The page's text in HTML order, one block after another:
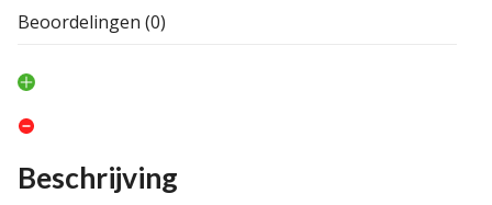
Beoordelingen (0)
Beschrijving